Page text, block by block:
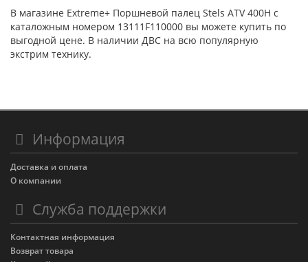
В магазине Extreme+ Поршневой палец Stels ATV 400H с
каталожным номером 13111F110000 вы можете купить по
выгодной цене. В наличии ДВС на всю популярную
экстрим технику.
Информация
Доставка и оплата
О компании
Служба поддержки
Контактная информация
Возврат товара